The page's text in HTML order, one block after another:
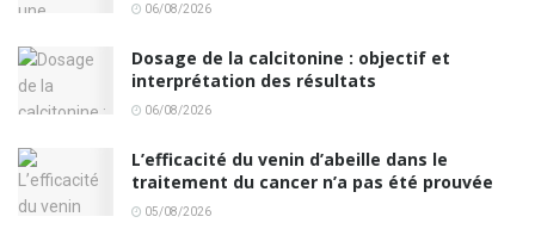
06/08/2026
Dosage de la calcitonine : objectif et
interprétation des résultats
06/08/2026
L’efficacité du venin d’abeille dans le
traitement du cancer n’a pas été prouvée
05/08/2026